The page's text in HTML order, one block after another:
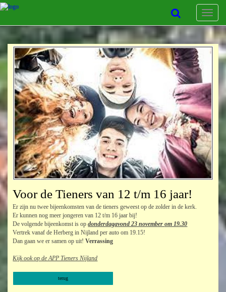
Toggle
Voor de Tieners van 12 t/m 16 jaar!
Er zijn nu twee bijeenkomsten van de tieners geweest op de zolder in de kerk.
Er kunnen nog meer jongeren van 12 t/m 16 jaar bij!
De volgende bijeenkomst is opdonderdagavond 23 novemberom 19.30
Vertrek vanaf de Herberg in Nijland per auto om 19.15!
Dan gaan we er samen op uit!Verrassing
Kijk ook op de APP Tieners Nijland
terug